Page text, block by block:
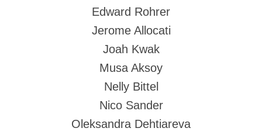
Edward Rohrer
Jerome Allocati
Joah Kwak
Musa Aksoy
Nelly Bittel
Nico Sander
Oleksandra Dehtiareva